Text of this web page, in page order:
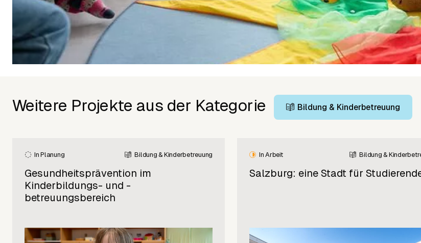
Weitere Projekte aus der Kategorie Bildung & Kinderbetreuung
In Planung Bildung & Kinderbetreuung
Gesundheitsprävention im
Kinderbildungs- und -
betreuungsbereich
In Arbeit Bildung &
Salzburg: eine Stadt für